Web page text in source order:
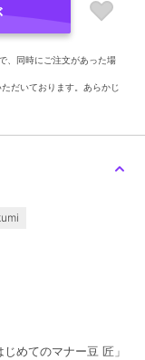
、同時にご注文があった場
だいております。あらかじ
めてのマナー豆 匠」